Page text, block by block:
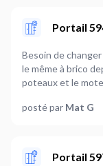
Portail
Besoin de changer
le même à brico
poteaux et le
posté par Mat G
Portail